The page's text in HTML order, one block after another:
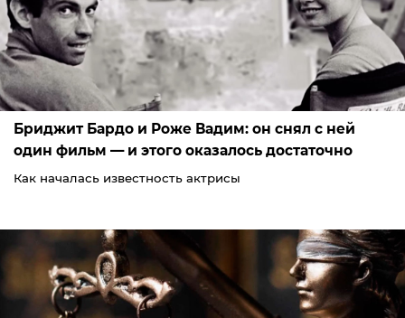
Бриджит Бардо и Роже Вадим: он снял с ней
один фильм — и этого оказалось достаточно
Как началась известность актрисы